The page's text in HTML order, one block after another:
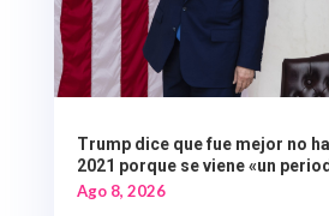
Trump dice que fue mejor no
2021 porque se viene «un
Ago 8, 2026